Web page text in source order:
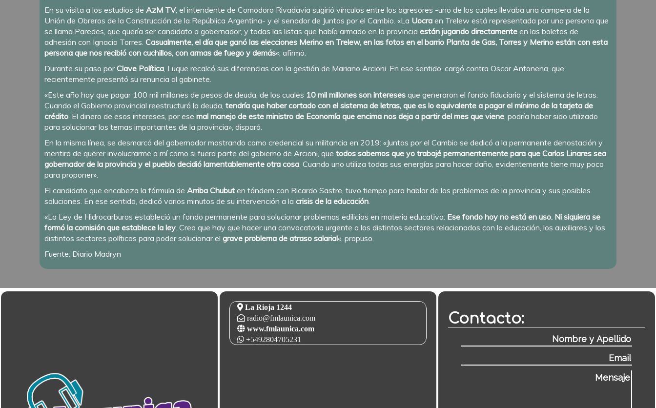
En su visita a los estudios deAzM TV, el intendente de Comodoro Rivadavia sugirió vínculos entre los agresores -uno de los cuales llevaba una campera de la
Unión de Obreros de la Construcción de la República Argentina- y el senador de Juntos por el Cambio. «La Uocraen Trelew está representada por una persona que
se llama Paredes, que quería ser candidato a gobernador, y todas las listas que había armado en la provincia están jugando directamenteen las boletas de
adhesión con Ignacio Torres.Casualmente, el día que ganó las elecciones Merino en Trelew, en las fotos en el barrio Planta de Gas, Torres y Merino están con esta
persona que nos recibió con cuchillos, con armas de fuego y demás«, afirmó.
Durante su paso porClave Política, Luque recalcó sus diferencias con la gestión de Mariano Arcioni. En ese sentido, cargó contra Oscar Antonena, que
recientementepresentó su renunciaal gabinete.
«Este año hay que pagar 100 mil millones de pesos de deuda, de los cuales 10 mil millones son interesesque generaron el fondo fiduciario y el sistema de letras.
Cuando el Gobierno provincial reestructuró la deuda,tendría que haber cortado con el sistema de letras, que es lo equivalente a pagar el mínimo de la tarjeta de
crédito. El dinero de esos intereses, por esemal manejo de este ministro de Economía que encima nos deja a partir del mes que viene, podría haber sido utilizado
para solucionar los temas importantes de la provincia», disparó.
En la misma línea, se desmarcó del gobernador mostrando como credencial su militancia en 2019: «Juntos por el Cambio se dedicó a la permanente denostación y
mentira de querer involucrarme a mí como si fuera parte del gobierno de Arcioni, quetodos sabemos que yo trabajé permanentemente para que Carlos Linares sea
gobernador de la provincia y el pueblo decidió lamentablemente otra cosa. Cuando uno utiliza todas sus energías para hacer daño, evidentemente tiene muy poco
para proponer».
El candidato que encabeza la fórmula deArriba Chubut en tándem con Ricardo Sastre, tuvo tiempo para hablar de los problemas de la provincia y sus posibles
soluciones. En ese sentido, dedicó varios minutos de su intervención a lacrisis de la educación.
«La Ley de Hidrocarburos estableció un fondo permanente para solucionar problemas edilicios en materia educativa. Ese fondo hoy no está en uso. Ni siquiera se
formó la comisión que establece la ley. Creo que hay que hacer una convocatoria urgente a los distintos sectores relacionados con la educación, los auxiliares y los
distintos sectores políticos para poder solucionar elgrave problema de atraso salarial«, propuso.
Fuente: Diario Madryn
La Rioja 1244
radio@fmlaunica.com
www.fmlaunica.com
+5492804705231
Contacto: